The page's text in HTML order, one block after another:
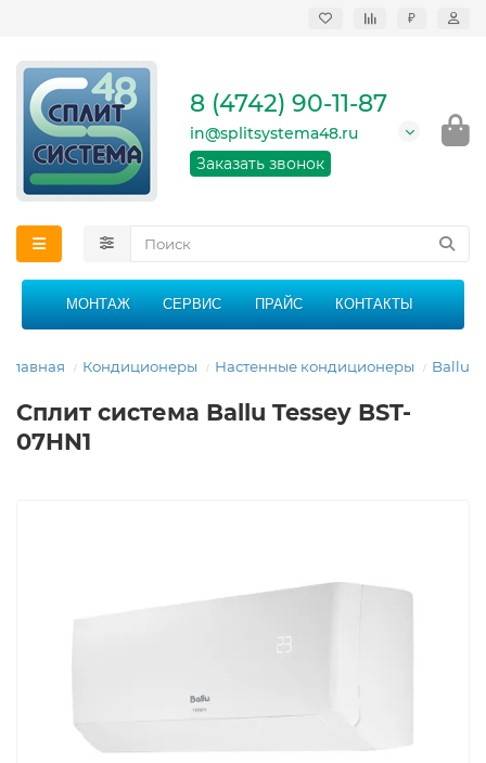
₽
кондиционеров в
области
График работы: 9:00 -
21:00 без перерыва и
8 (4742) 90-11-87
in@splitsystema48.ru
Заказать звонок
МОНТАЖ СЕРВИС ПРАЙС КОНТАКТЫ
Главная Кондиционеры Настенные кондиционеры Ballu
Сплит система Ballu Tessey BST-
07HN1